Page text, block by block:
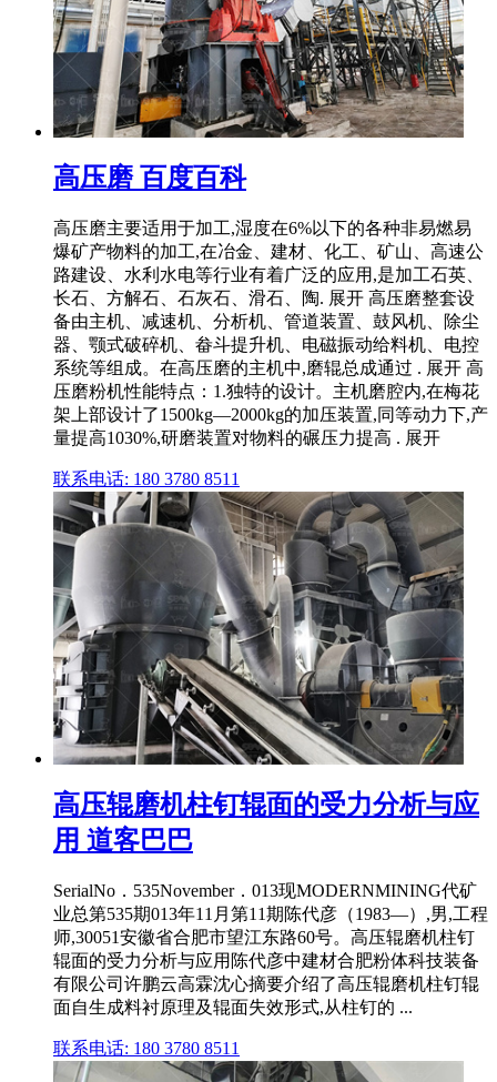
高压磨 百度百科
高压磨主要适用于加工,湿度在6%以下的各种非易燃易
爆矿产物料的加工,在冶金、建材、化工、矿山、高速公
路建设、水利水电等行业有着广泛的应用,是加工石英、
长石、方解石、石灰石、滑石、陶. 展开 高压磨整套设
备由主机、减速机、分析机、管道装置、鼓风机、除尘
器、颚式破碎机、畚斗提升机、电磁振动给料机、电控
系统等组成。在高压磨的主机中,磨辊总成通过 . 展开 高
压磨粉机性能特点：1.独特的设计。主机磨腔内,在梅花
架上部设计了1500kg—2000kg的加压装置,同等动力下,产
量提高1030%,研磨装置对物料的碾压力提高 . 展开
联系电话: 180 3780 8511
高压辊磨机柱钉辊面的受力分析与应
用 道客巴巴
SerialNo．535November．013现MODERNMINING代矿
业总第535期013年11月第11期陈代彦（1983—）,男,工程
师,30051安徽省合肥市望江东路60号。高压辊磨机柱钉
辊面的受力分析与应用陈代彦中建材合肥粉体科技装备
有限公司许鹏云高霖沈心摘要介绍了高压辊磨机柱钉辊
面自生成料衬原理及辊面失效形式,从柱钉的 ...
联系电话: 180 3780 8511